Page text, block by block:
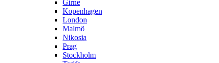
Girne
Kopenhagen
London
Malmö
Nikosia
Prag
Stockholm